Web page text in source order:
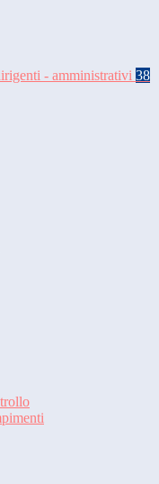
- amministrativi 38